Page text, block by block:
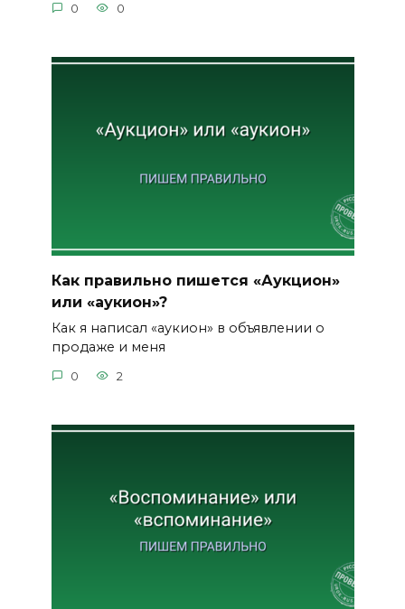
0 0
Как правильно пишется «Аукцион»
или «аукион»?
Как я написал «аукион» в объявлении о
продаже и меня
0 2